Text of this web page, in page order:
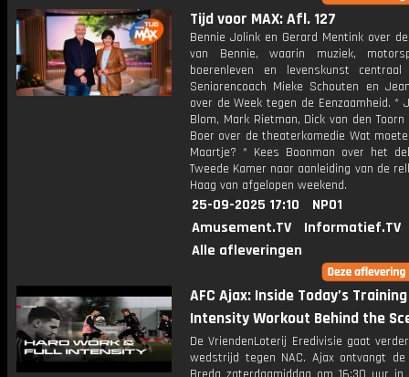
Tijd voor MAX: Afl. 127
Bennie Jolink en Gerard Mentink over
van Bennie, waarin muziek,
boerenleven en levenskunst
Seniorencoach Mieke Schouten en
over de Week tegen de Eenzaamheid. *
Blom, Mark Rietman, Dick van den Toorn
Boer over de theaterkomedie Wat
Maartje? * Kees Boonman over het
Tweede Kamer naar aanleiding van de
Haag van afgelopen weekend.
25-09-2025 17:10
NPO1
Amusement.TV
Informatief.TV
Alle afleveringen
AFC Ajax: Inside Today’s
Intensity Workout Behind the
De VriendenLoterij Eredivisie gaat
wedstrijd tegen NAC. Ajax ontvangt